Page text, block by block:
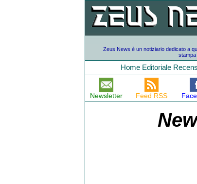
Zeus News è un notiziario dedicato a
stampa
Home Editoriale
Newsletter Feed RSS